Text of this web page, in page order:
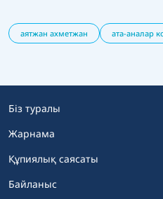
аятжан ахметжан ата-аналар
Біз туралы
Жарнама
Құпиялық саясаты
Байланыс